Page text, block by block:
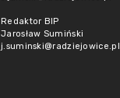
Redaktor BIP
Jarosław Sumiński
j.suminski@radziejowice.pl